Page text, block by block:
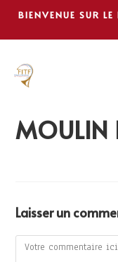
BIENVENUE SUR
MOULIN
Laisser un